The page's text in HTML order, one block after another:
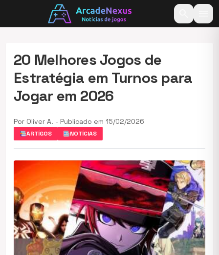
20 Melhores Jogos de
Estratégia em Turnos para
Jogar em 2026
Por Oliver A. - Publicado em 15/02/2026
ARTÍGOS NOTÍCIAS